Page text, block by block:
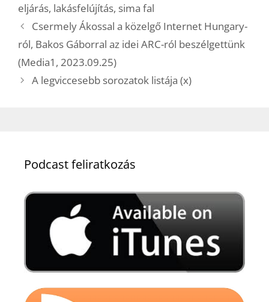
eljárás, lakásfelújítás, sima fal
Csermely Ákossal a közelgő Internet Hungary-
ról, Bakos Gáborral az idei ARC-ról beszélgettünk
(Media1, 2023.09.25)
A legviccesebb sorozatok listája (x)
Podcast feliratkozás